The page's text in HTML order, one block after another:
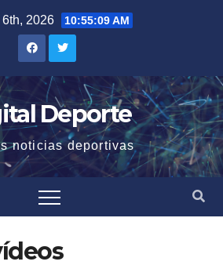
2026 10:55:10 AM
Deporte
noticias deportivas